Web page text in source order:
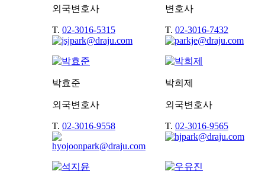
외국변호사
T. 02-3016-5315
변호사
T. 02-3016-7432
박효준
외국변호사
T. 02-3016-9558
박희제
외국변호사
T. 02-3016-9565